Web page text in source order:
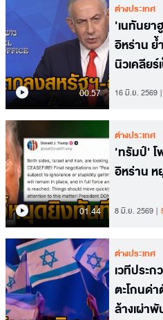
00.57
ต่างประเทศ
'เนทันยา
อิหร่าน ย้
นิวเคลีย
16 มิ.ย. 2569
01.44
ต่างประเทศ
'ทรัมป์' โ
อิหร่าน
8 มิ.ย. 2569
ต่างประเทศ
เวทีประ
ตะโกนด่
ล้างเผ่า